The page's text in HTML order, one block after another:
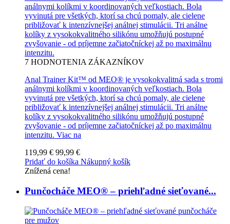
análnymi kolíkmi v koordinovaných veľkostiach. Bola
vyvinutá pre všetkých, ktorí sa chcú pomaly, ale cielene
približovať k intenzívnejšej análnej stimulácii. Tri análne
kolíky z vysokokvalitného silikónu umožňujú postupné
zvyšovanie - od príjemne začiatočníckej až po maximálnu
intenzitu.
7 HODNOTENIA ZÁKAZNÍKOV
Anal Trainer Kit™ od MEO® je vysokokvalitná sada s tromi
análnymi kolíkmi v koordinovaných veľkostiach. Bola
vyvinutá pre všetkých, ktorí sa chcú pomaly, ale cielene
približovať k intenzívnejšej análnej stimulácii. Tri análne
kolíky z vysokokvalitného silikónu umožňujú postupné
zvyšovanie - od príjemne začiatočníckej až po maximálnu
intenzitu. Viac na
119,99 € 99,99 €
Pridať do košíka Nákupný košík
Znížená cena!
Punčocháče MEO® – priehľadné sieťované...